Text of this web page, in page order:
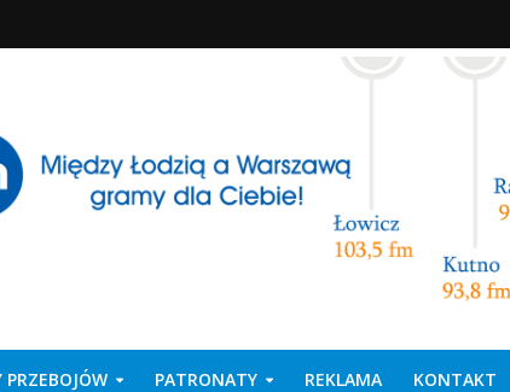
PRZEBOJÓW PATRONATY REKLAMA KONTAKT